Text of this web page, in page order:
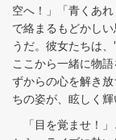
空へ！」「青くあ
で絡まるもどかし
うだ。彼女たちは
ここから一緒に物
ずからの心を解き
ちの姿が、眩しく輝
「目を覚ませ！」